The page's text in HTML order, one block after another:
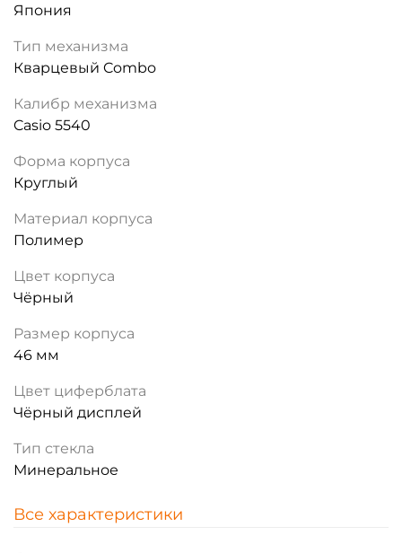
Япония
Тип механизма
Кварцевый Combo
Калибр механизма
Casio 5540
Форма корпуса
Круглый
Материал корпуса
Полимер
Цвет корпуса
Чёрный
Размер корпуса
46 мм
Цвет циферблата
Чёрный дисплей
Тип стекла
Минеральное
Все характеристики